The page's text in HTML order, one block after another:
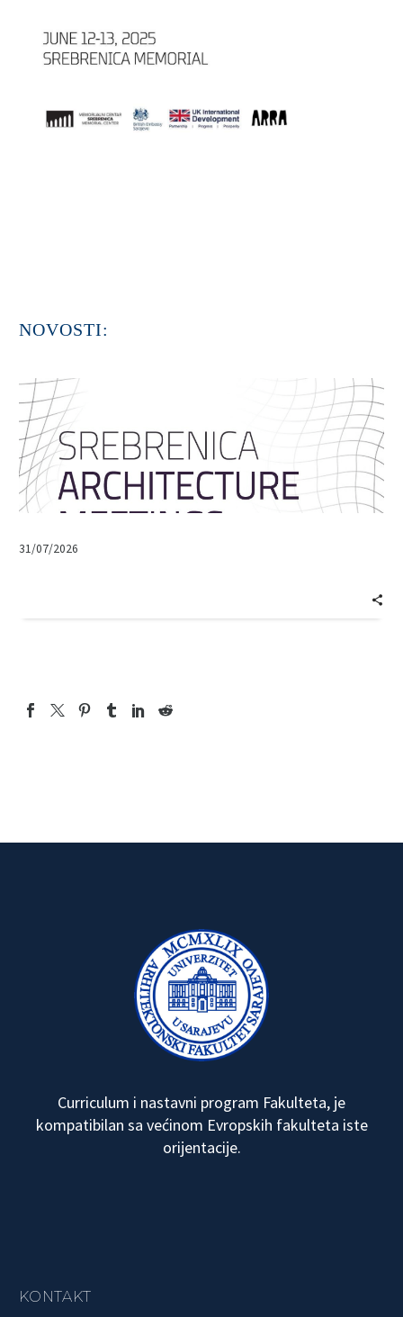
NOVOSTI:
31/07/2026
Curriculum i nastavni program Fakulteta, je
kompatibilan sa većinom Evropskih fakulteta iste
orijentacije.
KONTAKT